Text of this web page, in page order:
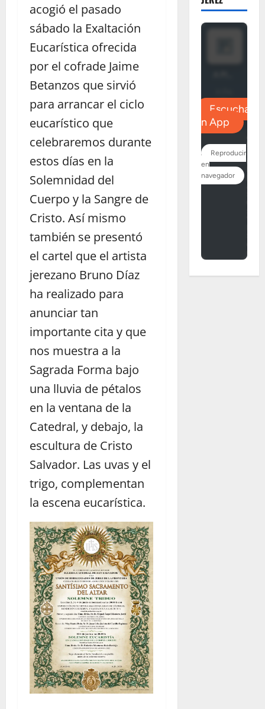
acogió el pasado
sábado la Exaltación
Eucarística ofrecida
por el cofrade Jaime
Betanzos que sirvió
para arrancar el ciclo
eucarístico que
celebraremos durante
estos días en la
Solemnidad del
Cuerpo y la Sangre de
Cristo. Así mismo
también se presentó
el cartel que el artista
jerezano Bruno Díaz
ha realizado para
anunciar tan
importante cita y que
nos muestra a la
Sagrada Forma bajo
una lluvia de pétalos
en la ventana de la
Catedral, y debajo, la
escultura de Cristo
Salvador. Las uvas y el
trigo, complementan
la escena eucarística.